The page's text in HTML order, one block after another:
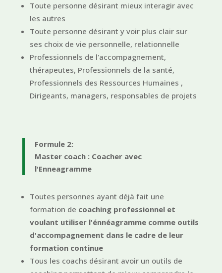
Toute personne désirant mieux interagir avec
les autres
Toute personne désirant y voir plus clair sur
ses choix de vie personnelle, relationnelle
Professionnels de l'accompagnement,
thérapeutes, Professionnels de la santé,
Professionnels des Ressources Humaines ,
Dirigeants, managers, responsables de projets
Formule 2:
Master coach : Coacher avec
l'Enneagramme
Toutes personnes ayant déjà fait une
formation de coaching professionnel et
voulant utiliser l'énnéagramme comme outils
d'accompagnement dans le cadre de leur
formation continue
Tous les coachs désirant avoir un outils de